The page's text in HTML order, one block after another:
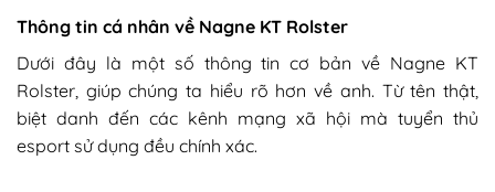
Thông tin cá nhân về Nagne KT Rolster​
Dưới đây là một số thông tin cơ bản về Nagne KT
Rolster, giúp chúng ta hiểu rõ hơn về anh. Từ tên thật,
biệt danh đến các kênh mạng xã hội mà tuyển thủ
esport sử dụng đều chính xác.